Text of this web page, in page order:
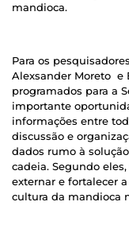
mandioca.
Para os
Alexsander Moreto e
programados para a
importante
informações entre
discussão e
dados rumo à
cadeia. Segundo
externar e fortalecer
cultura da mandioca